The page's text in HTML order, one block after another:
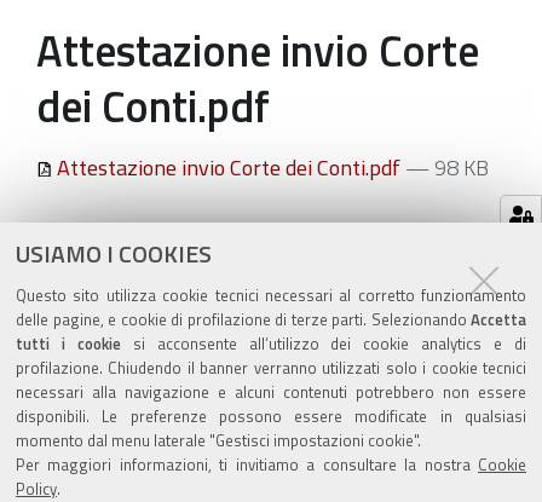
USIAMO I COOKIES
Questo sito utilizza cookie tecnici necessari al corretto funzionamento
delle pagine, e cookie di profilazione di terze parti. Selezionando Accetta
tutti i cookiesi acconsente all’utilizzo dei cookie analytics e di
profilazione. Chiudendo il banner verranno utilizzati solo i cookie tecnici
necessari alla navigazione e alcuni contenuti potrebbero non essere
disponibili. Le preferenze possono essere modificate in qualsiasi
momento dal menu laterale "Gestisci impostazioni cookie".
Per maggiori informazioni, ti invitiamo a consultare la nostra Cookie
Policy.
Attestazione invio Corte
dei Conti.pdf
Attestazione invio Corte dei Conti.pdf— 98 KB
sul
documento
ultima modifica 15/04/2019
Valuta questo sito